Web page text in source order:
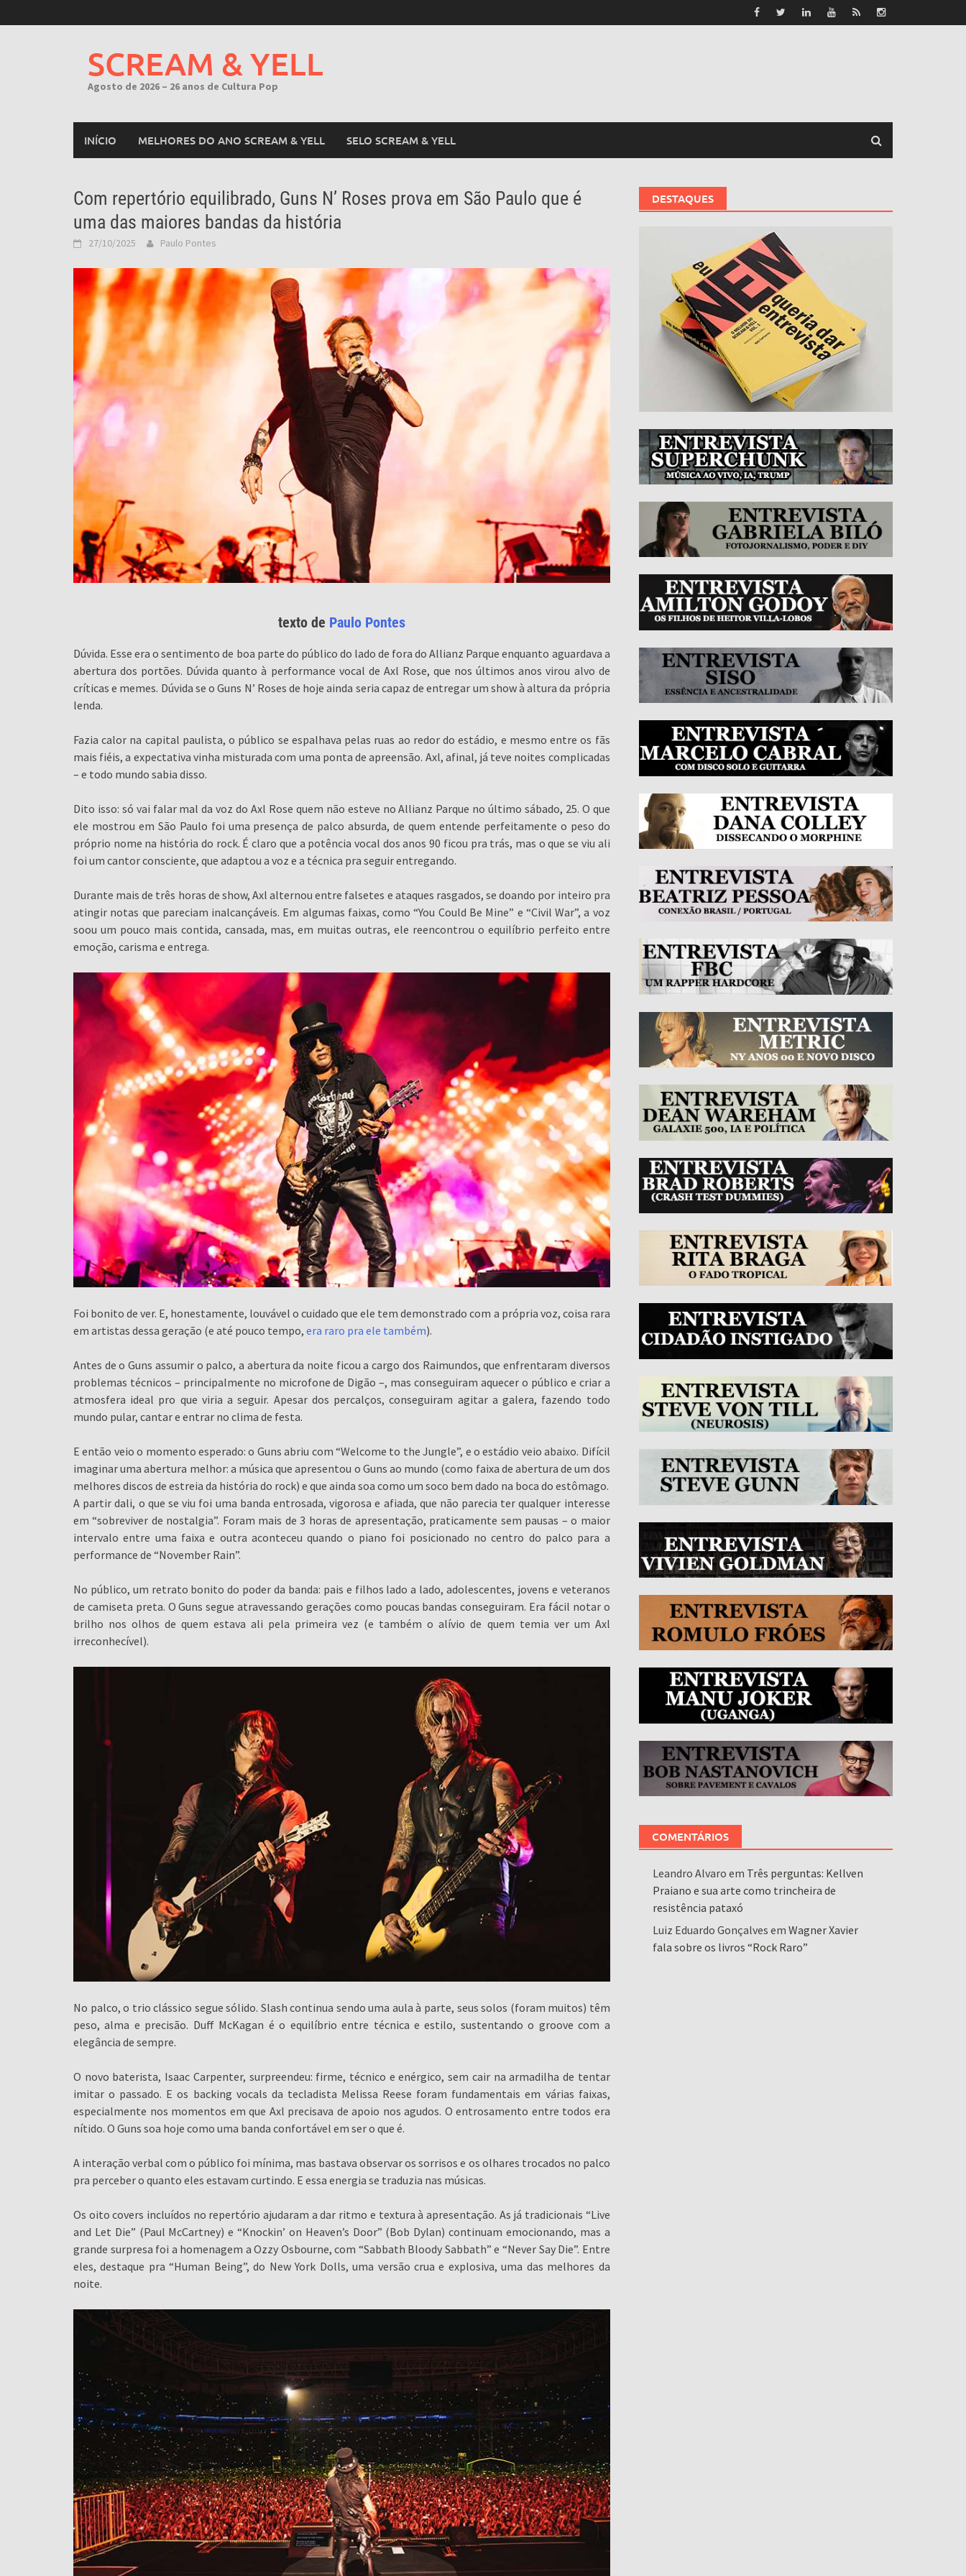
to
SCREAM & YELL
Agosto de 2026 – 26 anos de Cultura Pop
INÍCIO MELHORES DO ANO SCREAM & YELL SELO SCREAM & YELL
Com repertório equilibrado, Guns N’ Roses prova em São Paulo que é
uma das maiores bandas da história
27/10/2025 Paulo Pontes
texto de Paulo Pontes
Dúvida. Esse era o sentimento de boa parte do público do lado de fora do Allianz Parque enquanto aguardava a
abertura dos portões. Dúvida quanto à performance vocal de Axl Rose, que nos últimos anos virou alvo de
críticas e memes. Dúvida se o Guns N’ Roses de hoje ainda seria capaz de entregar um show à altura da própria
lenda.
Fazia calor na capital paulista, o público se espalhava pelas ruas ao redor do estádio, e mesmo entre os fãs
mais fiéis, a expectativa vinha misturada com uma ponta de apreensão. Axl, afinal, já teve noites complicadas
– e todo mundo sabia disso.
Dito isso: só vai falar mal da voz do Axl Rose quem não esteve no Allianz Parque no último sábado, 25. O que
ele mostrou em São Paulo foi uma presença de palco absurda, de quem entende perfeitamente o peso do
próprio nome na história do rock. É claro que a potência vocal dos anos 90 ficou pra trás, mas o que se viu ali
foi um cantor consciente, que adaptou a voz e a técnica pra seguir entregando.
Durante mais de três horas de show, Axl alternou entre falsetes e ataques rasgados, se doando por inteiro pra
atingir notas que pareciam inalcançáveis. Em algumas faixas, como “You Could Be Mine” e “Civil War”, a voz
soou um pouco mais contida, cansada, mas, em muitas outras, ele reencontrou o equilíbrio perfeito entre
emoção, carisma e entrega.
Foi bonito de ver. E, honestamente, louvável o cuidado que ele tem demonstrado com a própria voz, coisa rara
em artistas dessa geração (e até pouco tempo, era raro pra ele também).
Antes de o Guns assumir o palco, a abertura da noite ficou a cargo dos Raimundos, que enfrentaram diversos
problemas técnicos – principalmente no microfone de Digão –, mas conseguiram aquecer o público e criar a
atmosfera ideal pro que viria a seguir. Apesar dos percalços, conseguiram agitar a galera, fazendo todo
mundo pular, cantar e entrar no clima de festa.
E então veio o momento esperado: o Guns abriu com “Welcome to the Jungle”, e o estádio veio abaixo. Difícil
imaginar uma abertura melhor: a música que apresentou o Guns ao mundo (como faixa de abertura de um dos
melhores discos de estreia da história do rock) e que ainda soa como um soco bem dado na boca do estômago.
A partir dali, o que se viu foi uma banda entrosada, vigorosa e afiada, que não parecia ter qualquer interesse
em “sobreviver de nostalgia”. Foram mais de 3 horas de apresentação, praticamente sem pausas – o maior
intervalo entre uma faixa e outra aconteceu quando o piano foi posicionado no centro do palco para a
performance de “November Rain”.
No público, um retrato bonito do poder da banda: pais e filhos lado a lado, adolescentes, jovens e veteranos
de camiseta preta. O Guns segue atravessando gerações como poucas bandas conseguiram. Era fácil notar o
brilho nos olhos de quem estava ali pela primeira vez (e também o alívio de quem temia ver um Axl
irreconhecível).
No palco, o trio clássico segue sólido. Slash continua sendo uma aula à parte, seus solos (foram muitos) têm
peso, alma e precisão. Duff McKagan é o equilíbrio entre técnica e estilo, sustentando o groove com a
elegância de sempre.
O novo baterista, Isaac Carpenter, surpreendeu: firme, técnico e enérgico, sem cair na armadilha de tentar
imitar o passado. E os backing vocals da tecladista Melissa Reese foram fundamentais em várias faixas,
especialmente nos momentos em que Axl precisava de apoio nos agudos. O entrosamento entre todos era
nítido. O Guns soa hoje como uma banda confortável em ser o que é.
A interação verbal com o público foi mínima, mas bastava observar os sorrisos e os olhares trocados no palco
pra perceber o quanto eles estavam curtindo. E essa energia se traduzia nas músicas.
Os oito covers incluídos no repertório ajudaram a dar ritmo e textura à apresentação. As já tradicionais “Live
and Let Die” (Paul McCartney) e “Knockin’ on Heaven’s Door” (Bob Dylan) continuam emocionando, mas a
grande surpresa foi a homenagem a Ozzy Osbourne, com “Sabbath Bloody Sabbath” e “Never Say Die”. Entre
eles, destaque pra “Human Being”, do New York Dolls, uma versão crua e explosiva, uma das melhores da
noite.
DESTAQUES
COMENTÁRIOS
Leandro Alvaro em Três perguntas: Kellven
Praiano e sua arte como trincheira de
resistência pataxó
Luiz Eduardo Gonçalves em Wagner Xavier
fala sobre os livros “Rock Raro”